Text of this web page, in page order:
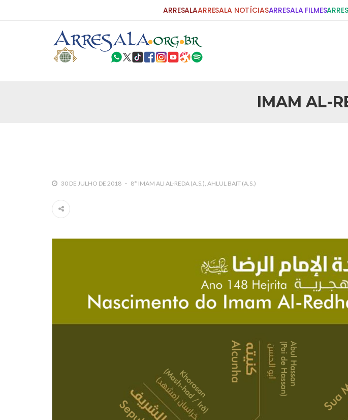
ARRESALAARRESALA NOTÍCIASARRESALA FILMES
IMAM AL-
Carta do Bispo da Flórida ao Presidente Bush
As Sementes da Miséria e do Terror
Em nome de Deus, o Clemente, o Misericordioso! Diante da data em que
relembramos o martírio do quarto Imam dos muçulmanos, o Imam Ali Ibn Al-
Hussein Ibn Ali Ibn Abi Táleb (A.S.), conhecido por “Zein Al-Ábidin” (Formosura
30 DE JULHO DE 2018 8° IMAM ALI AL-REDA (A.S.) AHLUL BAIT (A.S.)